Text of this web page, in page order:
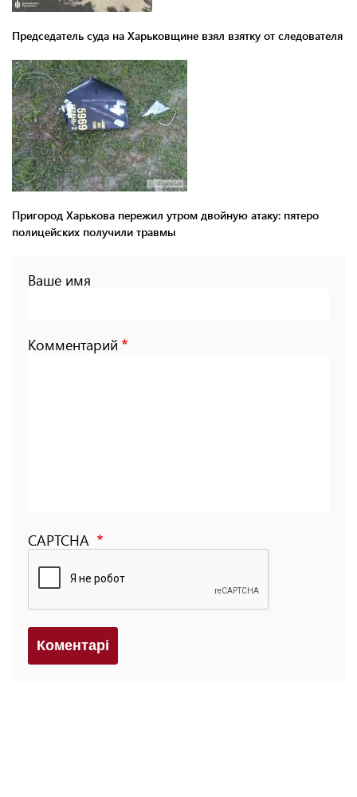
Председатель суда на Харьковщине взял взятку от следователя
Пригород Харькова пережил утром двойную атаку: пятеро
полицейских получили травмы
Ваше имя
Комментарий
CAPTCHA
Коментарi